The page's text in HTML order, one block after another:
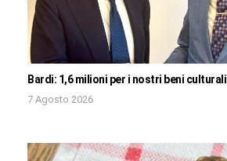
Bardi: 1,6 milioni per i nostri beni culturali
7 Agosto 2026